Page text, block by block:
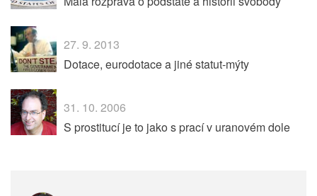
27. 9. 2013
Dotace, eurodotace a jiné statut-mýty
31. 10. 2006
S prostitucí je to jako s prací v uranovém dole